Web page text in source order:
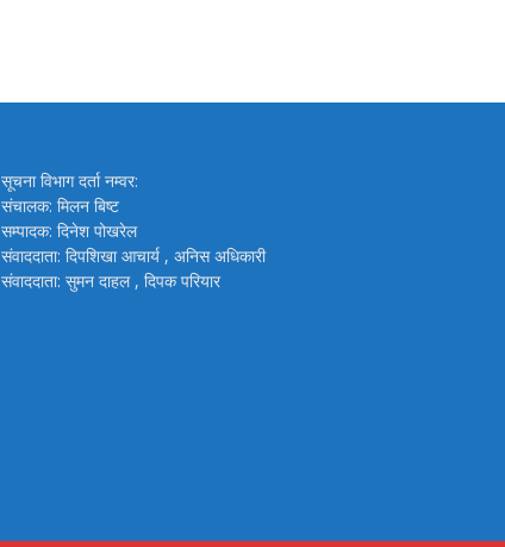
सूचना विभाग दर्ता नम्वर:
संचालक: मिलन बिष्ट
सम्पादक: दिनेश पोखरेल
संवाददाता: दिपशिखा आचार्य , अनिस अधिकारी
संवाददाता: सुमन दाहल , दिपक परियार